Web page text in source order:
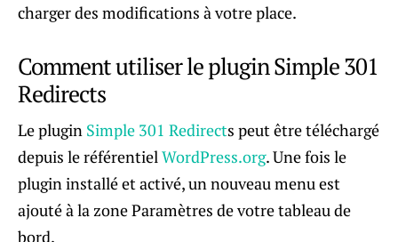
charger des modifications à votre place.
Comment utiliser le plugin Simple 301
Redirects
Le plugin Simple 301 Redirects peut être téléchargé
depuis le référentielWordPress.org. Une fois le
plugin installé et activé, un nouveau menu est
ajouté à la zone Paramètres de votre tableau de
bord.